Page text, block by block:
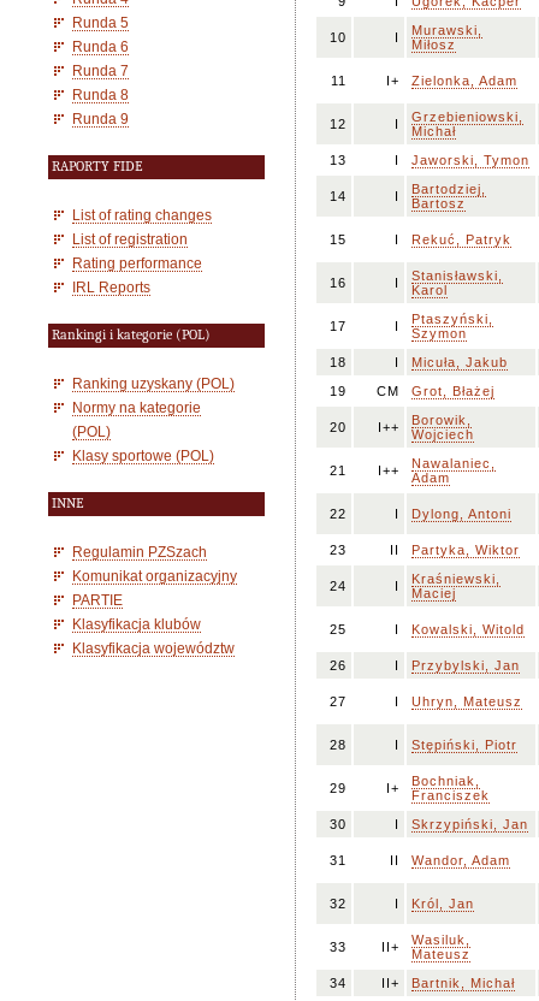
Runda 5
Runda 6
Runda 7
Runda 8
Runda 9
RAPORTY FIDE
List of rating changes
List of registration
Rating performance
IRL Reports
Rankingi i kategorie (POL)
Ranking uzyskany (POL)
Normy na kategorie
(POL)
Klasy sportowe (POL)
INNE
Regulamin PZSzach
Komunikat organizacyjny
PARTIE
Klasyfikacja klubów
Klasyfikacja województw
10 I
Murawski,
Miłosz
11 I+ Zielonka, Adam
12 I
Grzebieniowski,
Michał
13
I Jaworski, Tymon
14 I
Bartodziej,
Bartosz
15 I Rekuć, Patryk
16 I
Stanisławski,
Karol
17 I
Ptaszyński,
Szymon
18
I
Micuła, Jakub
19
CM Grot, Błażej
20 I++
Borowik,
Wojciech
21 I++
Nawalaniec,
Adam
22 I Dylong, Antoni
23 II Partyka, Wiktor
24 I
Kraśniewski,
Maciej
25 I Kowalski, Witold
26 I Przybylski, Jan
27 I Uhryn, Mateusz
28 I Stępiński, Piotr
29 I+
Bochniak,
Franciszek
30
I Skrzypiński, Jan
31 II Wandor, Adam
32 I Król, Jan
33 II+
Wasiluk,
Mateusz
34
II+ Bartnik, Michał